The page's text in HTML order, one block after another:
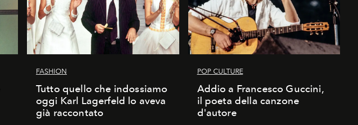
FASHION
Tutto quello che indossiamo
oggi Karl Lagerfeld lo aveva
già raccontato
POP CULTURE
Addio a Francesco Guccini,
il poeta della canzone
d'autore